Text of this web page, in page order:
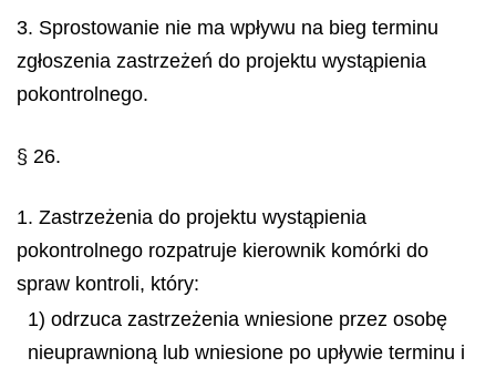
3. Sprostowanie nie ma wpływu na bieg terminu
zgłoszenia zastrzeżeń do projektu wystąpienia
pokontrolnego.
§ 26.
1. Zastrzeżenia do projektu wystąpienia
pokontrolnego rozpatruje kierownik komórki do
spraw kontroli, który:
1) odrzuca zastrzeżenia wniesione przez osobę
nieuprawnioną lub wniesione po upływie terminu i